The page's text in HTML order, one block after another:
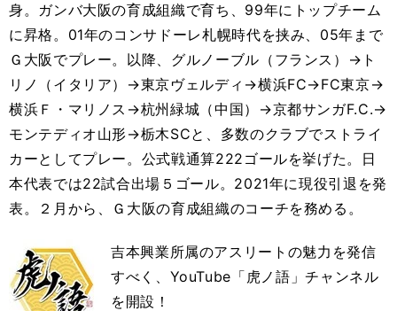
身。ガンバ大阪の育成組織で育ち、99年にトップチーム
に昇格。01年のコンサドーレ札幌時代を挟み、05年まで
Ｇ大阪でプレー。以降、グルノーブル（フランス）→ト
リノ（イタリア）→東京ヴェルディ→横浜FC→FC東京→
横浜Ｆ・マリノス→杭州緑城（中国）→京都サンガF.C.→
モンテディオ山形→栃木SCと、多数のクラブでストライ
カーとしてプレー。公式戦通算222ゴールを挙げた。日
本代表では22試合出場５ゴール。2021年に現役引退を発
表。２月から、Ｇ大阪の育成組織のコーチを務める。
吉本興業所属のアスリートの魅力を発信
すべく、YouTube「虎ノ語」チャンネル
を開設！